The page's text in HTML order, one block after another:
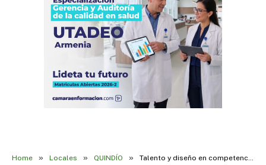
Home » Locales » QUINDÍO » Talento y diseño en competencia robótica de Uniquindío